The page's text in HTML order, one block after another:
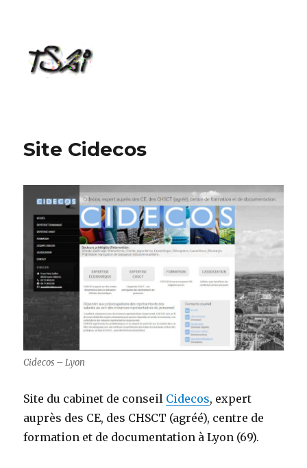
Site Cidecos
Cidecos – Lyon
Site du cabinet de conseil Cidecos, expert
auprès des CE, des CHSCT (agréé), centre de
formation et de documentation à Lyon (69).